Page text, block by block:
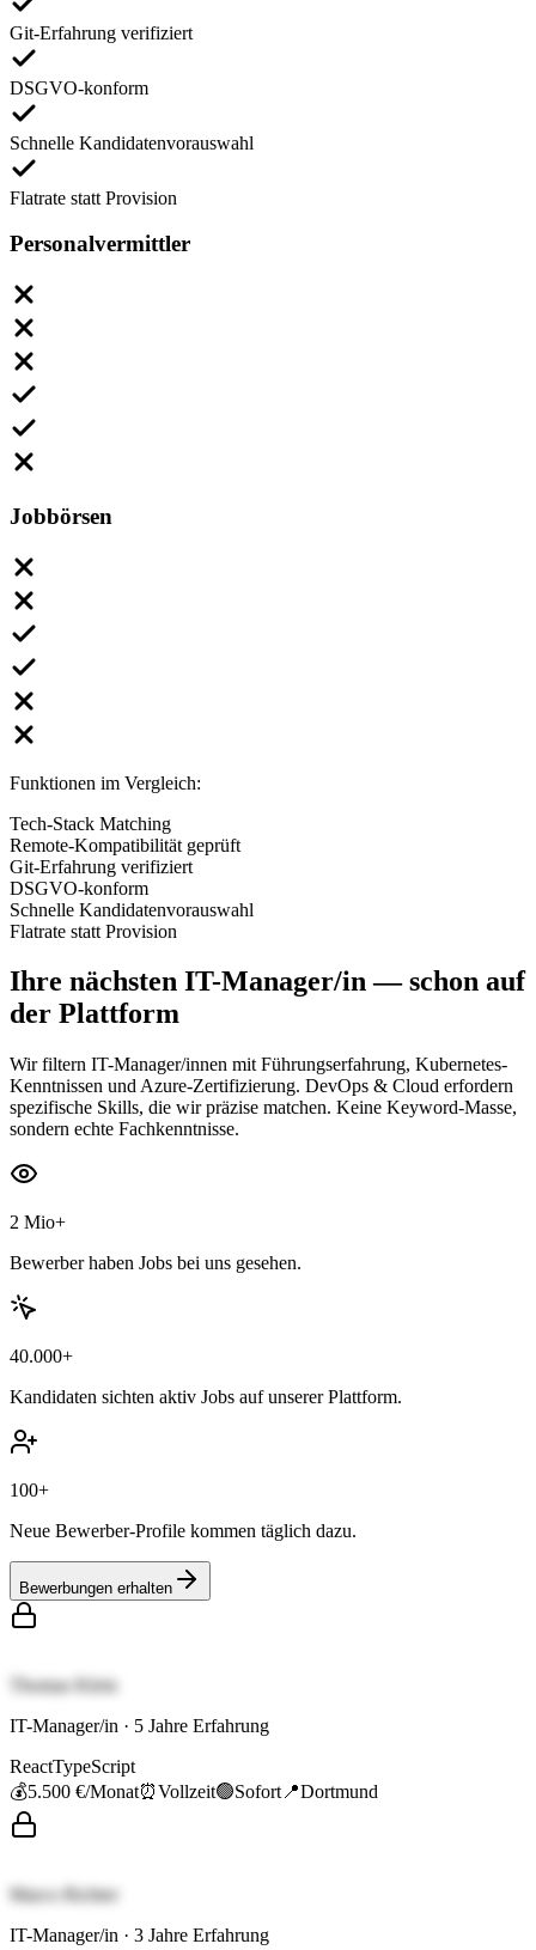
Git-Erfahrung verifiziert
DSGVO-konform
Schnelle Kandidatenvorauswahl
Flatrate statt Provision
Personalvermittler
Jobbörsen
Funktionen im Vergleich:
Tech-Stack Matching
Remote-Kompatibilität geprüft
Git-Erfahrung verifiziert
DSGVO-konform
Schnelle Kandidatenvorauswahl
Flatrate statt Provision
Ihre nächsten IT-Manager/in— schon auf
der Plattform
Wir filtern IT-Manager/innen mit Führungserfahrung, Kubernetes-
Kenntnissen und Azure-Zertifizierung. DevOps & Cloud erfordern
spezifische Skills, die wir präzise matchen. Keine Keyword-Masse,
sondern echte Fachkenntnisse.
2 Mio+
Bewerber haben Jobs bei uns gesehen.
40.000+
Kandidaten sichten aktiv Jobs auf unserer Plattform.
100+
Neue Bewerber-Profile kommen täglich dazu.
Bewerbungen erhalten
Thomas Klein
IT-Manager/in · 5 Jahre Erfahrung
ReactTypeScript
💰5.500 €/Monat⏰Vollzeit🟢Sofort 📍Dortmund
Marco Richter
IT-Manager/in · 3 Jahre Erfahrung